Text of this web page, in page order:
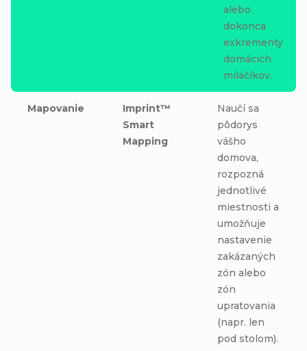
alebo
dokonca
exkrementy
domácich
miláčikov.
Mapovanie
Imprint™
Smart
Mapping
Naučí sa
pôdorys
vášho
domova,
rozpozná
jednotlivé
miestnosti a
umožňuje
nastavenie
zakázaných
zón alebo
zón
upratovania
(napr. len
pod stolom).